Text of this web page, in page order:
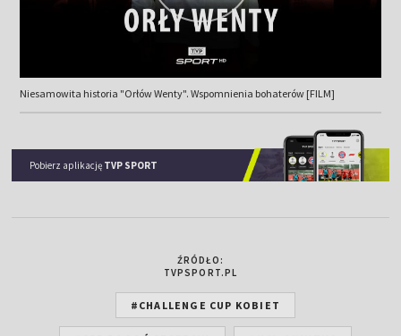
Niesamowita historia "Orłów Wenty". Wspomnienia bohaterów [FILM]
Pobierz aplikację TVP SPORT
ŹRÓDŁO:
TVPSPORT.PL
#CHALLENGE CUP KOBIET